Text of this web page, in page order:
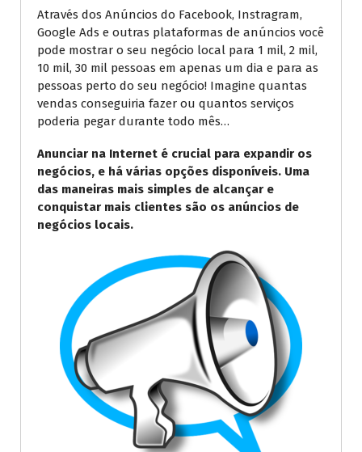
Através dos Anúncios do Facebook, Instragram,
Google Ads e outras plataformas de anúncios você
pode mostrar o seu negócio local para 1 mil, 2 mil,
10 mil, 30 mil pessoas em apenas um dia e para as
pessoas perto do seu negócio! Imagine quantas
vendas conseguiria fazer ou quantos serviços
poderia pegar durante todo mês…
Anunciar na Internet é crucial para expandir os
negócios, e há várias opções disponíveis. Uma
das maneiras mais simples de alcançar e
conquistar mais clientes são os anúncios de
negócios locais.